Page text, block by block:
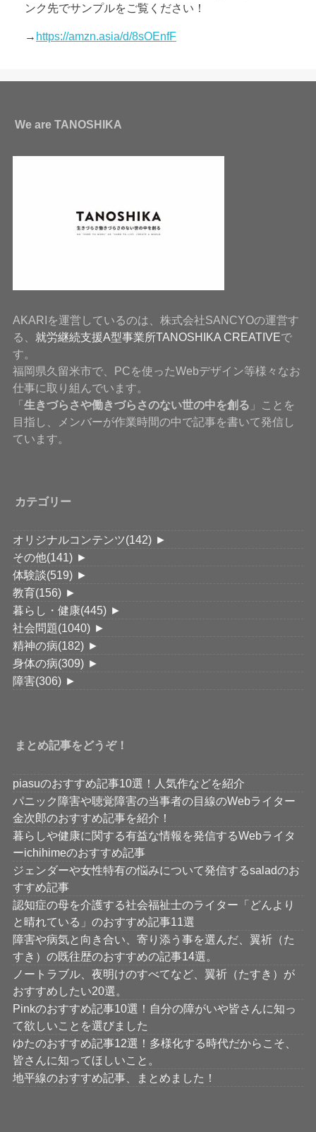
ンク先でサンプルをご覧ください！
→ https://amzn.asia/d/8sOEnfF
We are TANOSHIKA
AKARIを運営しているのは、株式会社SANCYOの運営す
る、 就労継続支援A型事業所TANOSHIKA CREATIVEで
す。
福岡県久留米市で、PCを使ったWebデザイン等様々なお
仕事に取り組んでいます。
「生きづらさや働きづらさのない世の中を創る 」ことを
目指し、メンバーが作業時間の中で記事を書いて発信し
ています。
カテゴリー
オリジナルコンテンツ(142) ►
その他(141) ►
体験談(519) ►
教育(156) ►
暮らし・健康(445) ►
社会問題(1040) ►
精神の病(182) ►
身体の病(309) ►
障害(306) ►
まとめ記事をどうぞ！
piasuのおすすめ記事10選！人気作などを紹介
パニック障害や聴覚障害の当事者の目線のWebライター
金次郎のおすすめ記事を紹介！
暮らしや健康に関する有益な情報を発信するWebライタ
ーichihimeのおすすめ記事
ジェンダーや女性特有の悩みについて発信するsaladのお
すすめ記事
認知症の母を介護する社会福祉士のライター「どんより
と晴れている」のおすすめ記事11選
障害や病気と向き合い、寄り添う事を選んだ、翼祈（た
すき）の既往歴のおすすめの記事14選。
ノートラブル、夜明けのすべてなど、翼祈（たすき）が
おすすめしたい20選。
Pinkのおすすめ記事10選！自分の障がいや皆さんに知っ
て欲しいことを選びました
ゆたのおすすめ記事12選！多様化する時代だからこそ、
皆さんに知ってほしいこと。
地平線のおすすめ記事、まとめました！